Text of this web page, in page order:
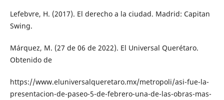
Lefebvre, H. (2017). El derecho a la ciudad. Madrid: Capitan
Swing.
Márquez, M. (27 de 06 de 2022). El Universal Querétaro.
Obtenido de
https://www.eluniversalqueretaro.mx/metropoli/asi-fue-la-
presentacion-de-paseo-5-de-febrero-una-de-las-obras-mas-